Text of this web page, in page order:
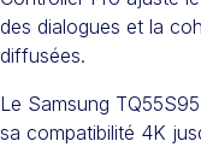
des dialogues et la
diffusées.
Le Samsung
sa compatibilité 4K